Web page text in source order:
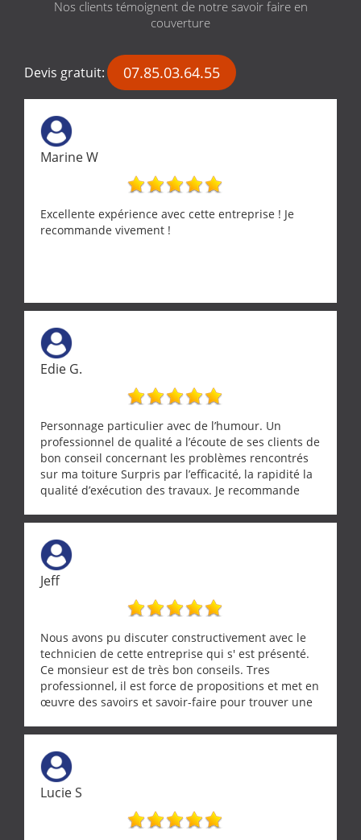
Nos clients témoignent de notre savoir faire en
couverture
Devis gratuit: 07.85.03.64.55
Marine W
Excellente expérience avec cette entreprise ! Je
recommande vivement !
Edie G.
Personnage particulier avec de l’humour. Un
professionnel de qualité a l’écoute de ses clients de
bon conseil concernant les problèmes rencontrés
sur ma toiture Surpris par l’efficacité, la rapidité la
qualité d’exécution des travaux. Je recommande
Jeff
Nous avons pu discuter constructivement avec le
technicien de cette entreprise qui s' est présenté.
Ce monsieur est de très bon conseils. Tres
professionnel, il est force de propositions et met en
œuvre des savoirs et savoir-faire pour trouver une
demande de l écoute et de la considération, ce qui
ne se trouve que chez les pationnés de leur métier.
Merci a ce monsieur pour sa disponibilité
Lucie S